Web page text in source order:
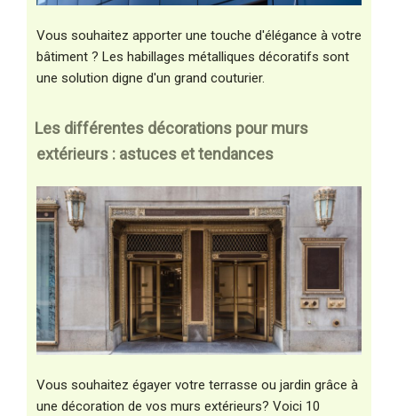
Vous souhaitez apporter une touche d'élégance à votre
bâtiment ? Les habillages métalliques décoratifs sont
une solution digne d'un grand couturier.
Les différentes décorations pour murs
extérieurs : astuces et tendances
Vous souhaitez égayer votre terrasse ou jardin grâce à
une décoration de vos murs extérieurs? Voici 10